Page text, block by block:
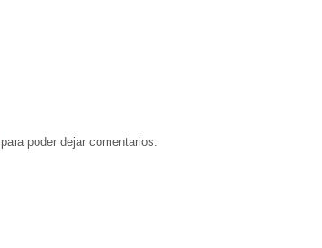
para poder dejar comentarios.